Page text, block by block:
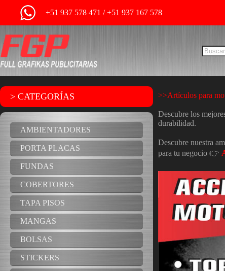
+51 937 578 471 / +51 937 167 578
>>Artículos para
Descubre los
durabilidad.
Descubre nuestra
para tu negocio 👉
> CATEGORÍAS
AMBIENTADORES
PORTA PLACAS
FUNDAS
COBERTORES
TAPA PISOS
MANGAS
BOLSAS
STICKERS